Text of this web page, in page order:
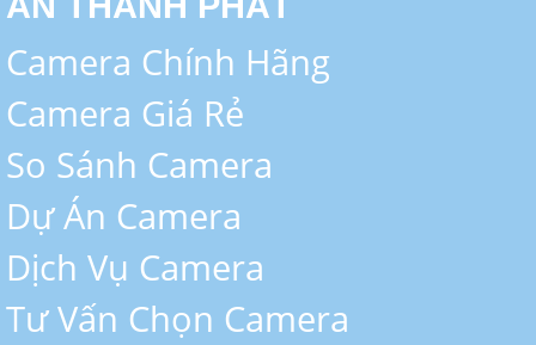
Camera Chính Hãng
Camera Giá Rẻ
So Sánh Camera
Dự Án Camera
Dịch Vụ Camera
Tư Vấn Chọn Camera